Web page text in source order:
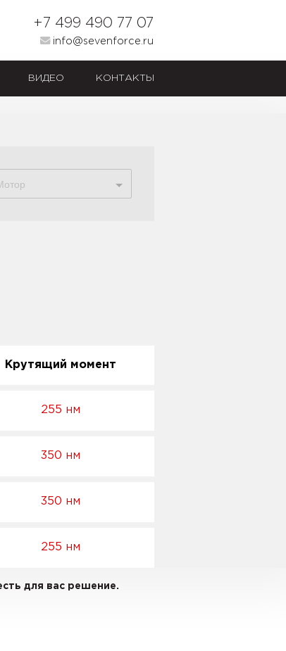
+7 499 490 77 07
info@sevenforce.ru
ВИДЕО КОНТАКТЫ
Крутящий момент
255 нм
350 нм
350 нм
255 нм
для вас решение.